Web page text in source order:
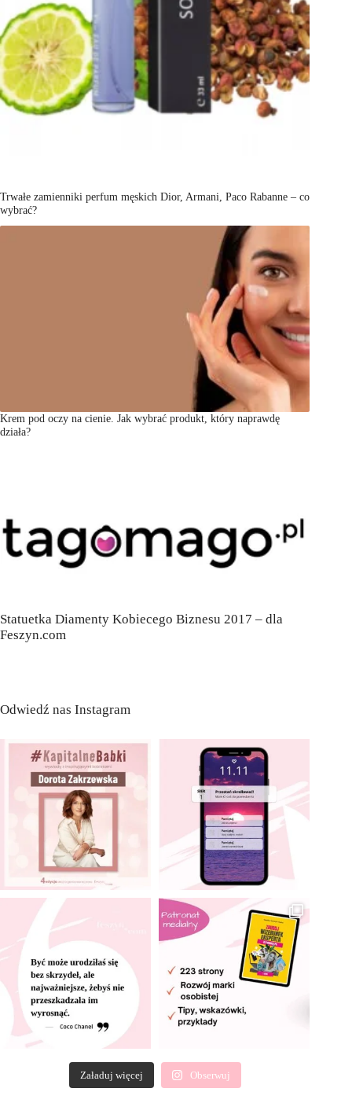
Trwałe zamienniki perfum męskich Dior, Armani, Paco Rabanne – co
wybrać?
Krem pod oczy na cienie. Jak wybrać produkt, który naprawdę
działa?
Statuetka Diamenty Kobiecego Biznesu 2017 – dla
Feszyn.com
Odwiedź nas Instagram
Załaduj więcej Obserwuj